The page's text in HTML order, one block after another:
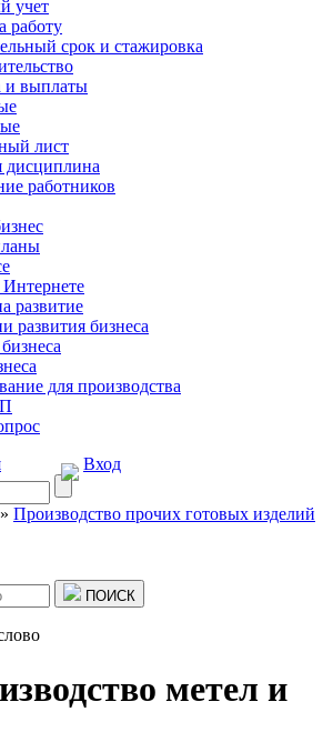
учет
работу
срок и стажировка
и выплаты
лист
дисциплина
работников
Интернете
развитие
развития бизнеса
для производства
Вход
» Производство прочих готовых изделий
ПОИСК
метел и